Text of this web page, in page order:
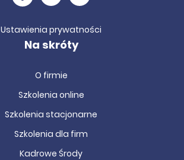
Ustawienia prywatności
Na skróty
O firmie
Szkolenia online
Szkolenia stacjonarne
Szkolenia dla firm
Kadrowe Środy